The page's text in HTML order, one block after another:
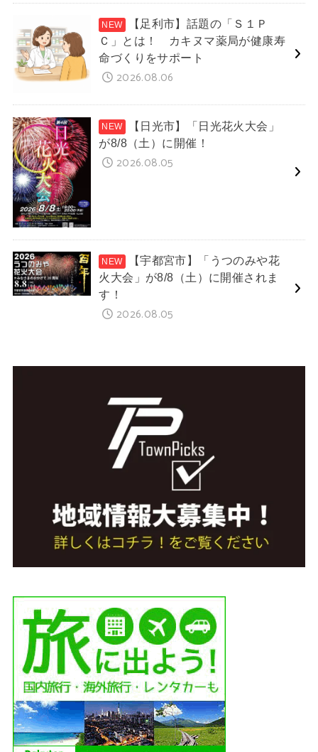
【足利市】話題の「Ｓ１Ｐ
Ｃ」とは！ カキヌマ薬局が健康寿
命づくりをサポート
2026.08.06
【日光市】「日光花火大会」
が8/8（土）に開催！
2026.08.05
【宇都宮市】「うつのみや花
火大会」が8/8（土）に開催されま
す！
2026.08.05